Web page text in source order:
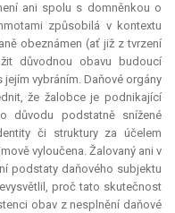
ani spolu s domněnkou o
způsobilá v kontextu
obeznámen (ať již z tvrzení
důvodnou obavu budoucí
vybráním. Daňové orgány
že žalobce je podnikající
podstatně snížené
či struktury za účelem
vyloučena. Žalovaný ani v
podstaty daňového subjektu
proč tato skutečnost
obav z nesplnění daňové